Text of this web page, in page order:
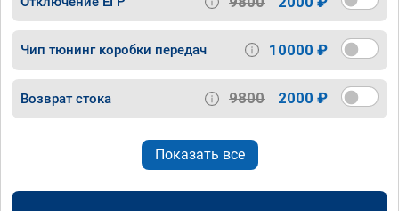
Чип тюнинг коробки передач 10000 ₽
Возврат стока 9800 2000 ₽
Показать все